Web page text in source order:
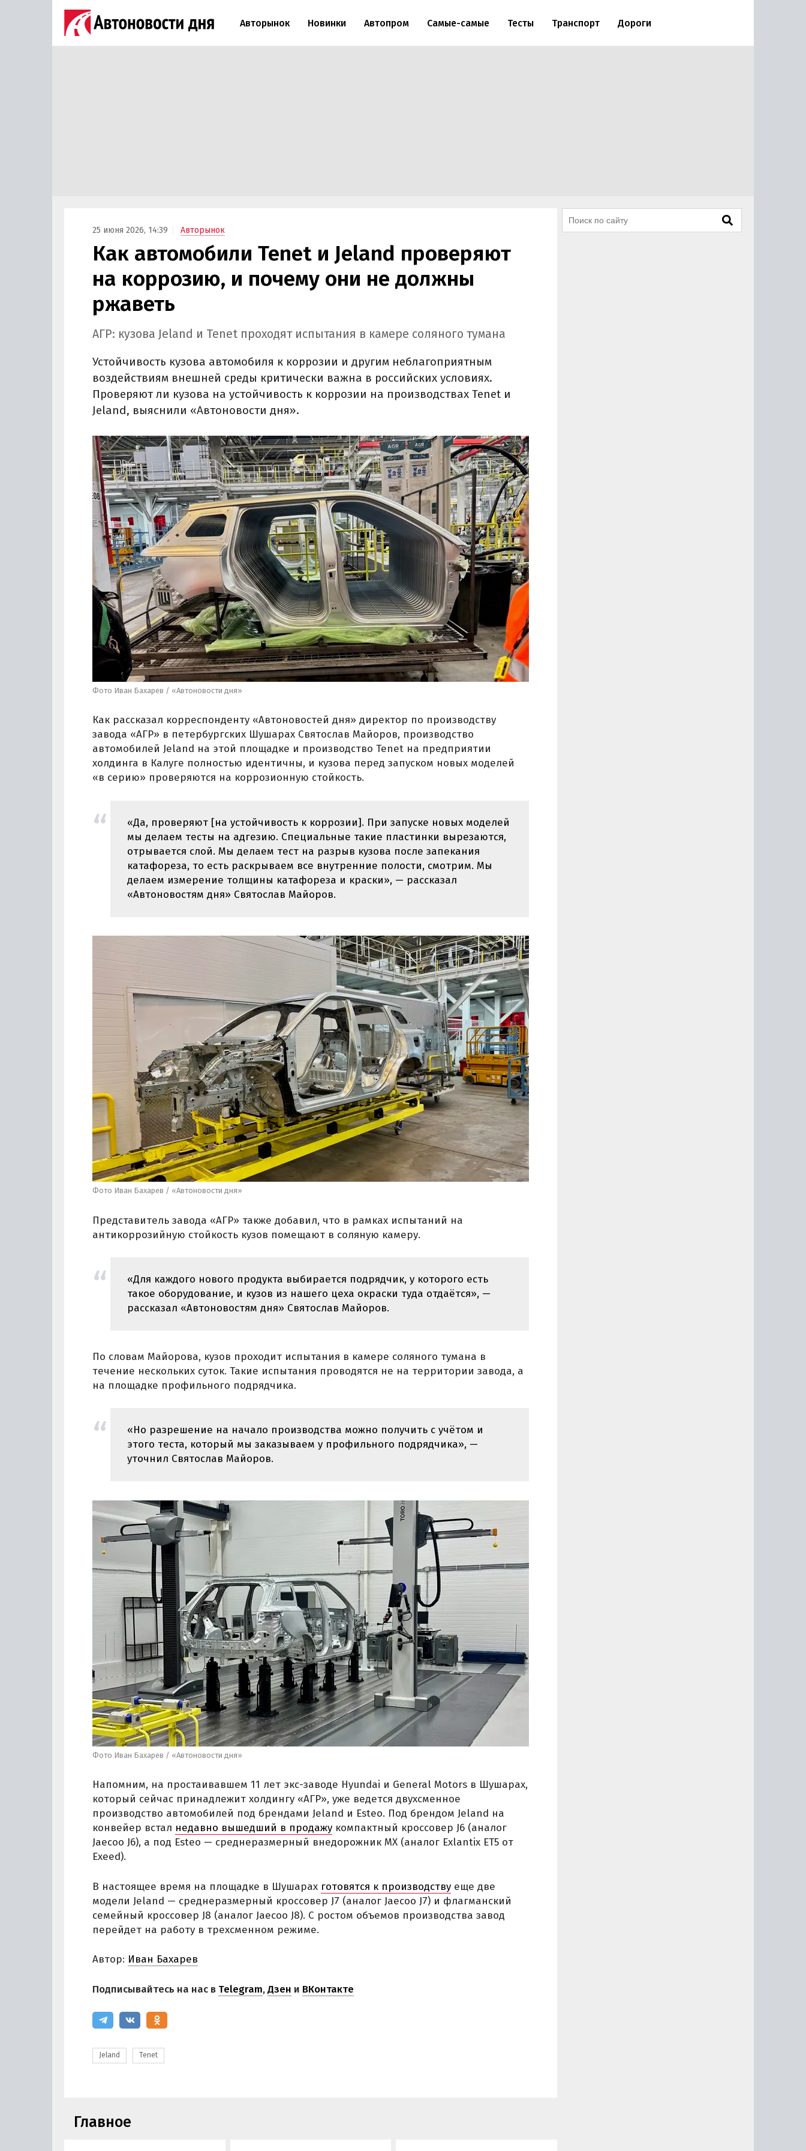
Авторынок Новинки Автопром Самые-самые Тесты Транспорт Дороги
25 июня 2026, 14:39 Авторынок
Как автомобили Tenet и Jeland проверяют
на коррозию, и почему они не должны
ржаветь
АГР: кузова Jeland и Tenet проходят испытания в камере соляного тумана
Устойчивость кузова автомобиля к коррозии и другим неблагоприятным
воздействиям внешней среды критически важна в российских условиях.
Проверяют ли кузова на устойчивость к коррозии на производствах Tenet и
Jeland, выяснили «Автоновости дня».
Фото Иван Бахарев / «Автоновости дня»
Как рассказал корреспонденту «Автоновостей дня» директор по производству
завода «АГР» в петербургских Шушарах Святослав Майоров, производство
автомобилей Jeland на этой площадке и производство Tenet на предприятии
холдинга в Калуге полностью идентичны, и кузова перед запуском новых моделей
«в серию» проверяются на коррозионную стойкость.
«Да, проверяют [на устойчивость к коррозии]. При запуске новых моделей
мы делаем тесты на адгезию. Специальные такие пластинки вырезаются,
отрывается слой. Мы делаем тест на разрыв кузова после запекания
катафореза, то есть раскрываем все внутренние полости, смотрим. Мы
делаем измерение толщины катафореза и краски», — рассказал
«Автоновостям дня» Святослав Майоров.
Фото Иван Бахарев / «Автоновости дня»
Представитель завода «АГР» также добавил, что в рамках испытаний на
антикоррозийную стойкость кузов помещают в соляную камеру.
«Для каждого нового продукта выбирается подрядчик, у которого есть
такое оборудование, и кузов из нашего цеха окраски туда отдаётся», —
рассказал «Автоновостям дня» Святослав Майоров.
По словам Майорова, кузов проходит испытания в камере соляного тумана в
течение нескольких суток. Такие испытания проводятся не на территории завода, а
на площадке профильного подрядчика.
«Но разрешение на начало производства можно получить с учётом и
этого теста, который мы заказываем у профильного подрядчика», —
уточнил Святослав Майоров.​
Фото Иван Бахарев / «Автоновости дня»
Напомним, на простаивавшем 11 лет экс-заводе Hyundai и General Motors в Шушарах,
который сейчас принадлежит холдингу «АГР», уже ведется двухсменное
производство автомобилей под брендами Jeland и Esteo. Под брендом Jeland на
конвейер встал недавно вышедший в продажу компактный кроссовер J6 (аналог
Jaecoo J6), а под Esteo — среднеразмерный внедорожник MX (аналог Exlantix ET5 от
Exeed).
В настоящее время на площадке в Шушарах готовятся к производству еще две
модели Jeland — среднеразмерный кроссовер J7 (аналог Jaecoo J7) и флагманский
семейный кроссовер J8 (аналог Jaecoo J8). С ростом объемов производства завод
перейдет на работу в трехсменном режиме.
Автор: Иван Бахарев
Подписывайтесь на нас в Telegram,Дзен и ВКонтакте
Jeland Tenet
Главное